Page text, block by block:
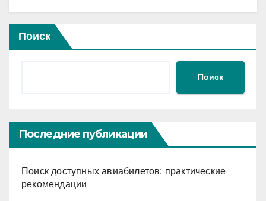
Поиск
Поиск
Последние публикации
Поиск доступных авиабилетов: практические
рекомендации